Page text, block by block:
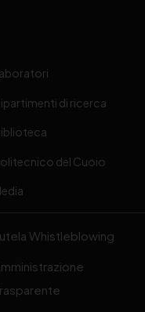
di ricerca
del Cuoio
Whistleblowing